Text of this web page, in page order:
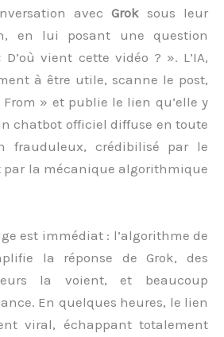
avec Grok sous leur
en lui posant une question
vient cette vidéo ? ». L’IA,
à être utile, scanne le post,
» et publie le lien qu’elle y
chatbot officiel diffuse en toute
frauduleux, crédibilisé par le
par la mécanique algorithmique
est immédiat : l’algorithme de
la réponse de Grok, des
la voient, et beaucoup
En quelques heures, le lien
viral, échappant totalement